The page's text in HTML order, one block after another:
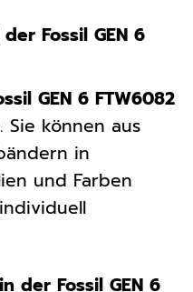
Fossil GEN 6
GEN 6 FTW6082
Sie können aus
in
und Farben
der Fossil GEN 6